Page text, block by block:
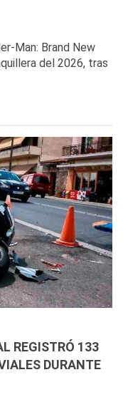
Man: Brand New
del 2026, tras
REGISTRÓ 133
DURANTE